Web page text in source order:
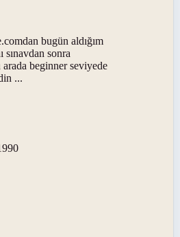
bugün aldığım
sınavdan sonra
arada beginner seviyede
...